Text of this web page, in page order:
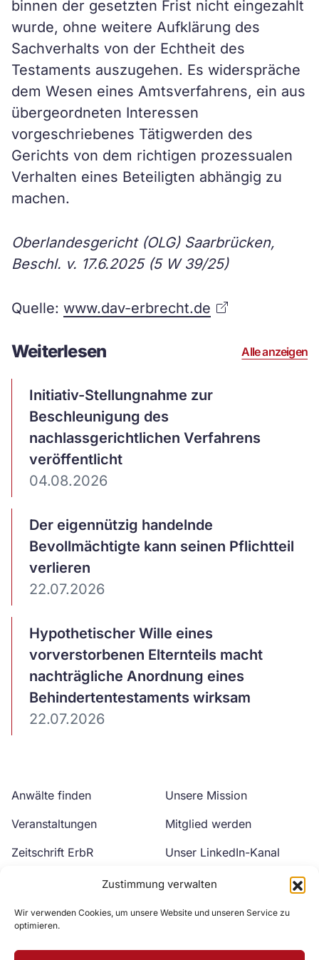
Zustimmung verwalten
Wir verwenden Cookies, um unsere Website und unseren Service zu
optimieren.
binnen der gesetzten Frist nicht eingezahlt
wurde, ohne weitere Aufklärung des
Sachverhalts von der Echtheit des
Testaments auszugehen. Es widerspräche
dem Wesen eines Amtsverfahrens, ein aus
übergeordneten Interessen
vorgeschriebenes Tätigwerden des
Gerichts von dem richtigen prozessualen
Verhalten eines Beteiligten abhängig zu
machen.
Oberlandesgericht (OLG) Saarbrücken,
Beschl. v. 17.6.2025 (5 W 39/25)
Quelle: www.dav-erbrecht.de
Weiterlesen Alle anzeigen
Initiativ-Stellungnahme zur
Beschleunigung des
nachlassgerichtlichen Verfahrens
veröffentlicht
04.08.2026
Artikel
ansehen
Der eigennützig handelnde
Bevollmächtigte kann seinen Pflichtteil
verlieren
22.07.2026
Artikel
ansehen
Hypothetischer Wille eines
vorverstorbenen Elternteils macht
nachträgliche Anordnung eines
Behindertentestaments wirksam
22.07.2026
Artikel
ansehen
Anwälte finden
Veranstaltungen
Zeitschrift ErbR
Unsere Mission
Mitglied werden
Unser LinkedIn-Kanal
Unser YouTube-Kanal